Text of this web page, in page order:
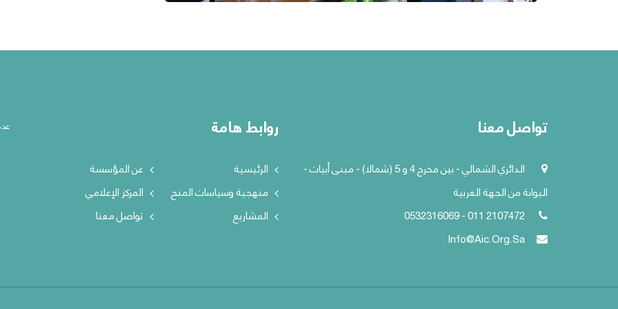
تواصل معنا
الدائري الشمالي - بين مخرج 4 و 5 (شمالا) - مبنى أبيات -
البوابة من الجهة الغربية
روابط هامة
الرئيسية
عن المؤسسة
منهجية وسياسات المنح
المركز الإعلامي
المشاريع
تواصل معنا